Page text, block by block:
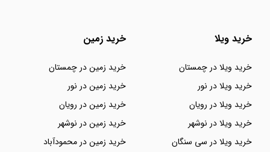
خرید ویلا
خرید ویلا در چمستان
خرید ویلا در نور
خرید ویلا در رویان
خرید ویلا در نوشهر
خرید ویلا در سی سنگان
خرید زمین
خرید زمین در چمستان
خرید زمین در نور
خرید زمین در رویان
خرید زمین در نوشهر
خرید زمین در محمودآباد